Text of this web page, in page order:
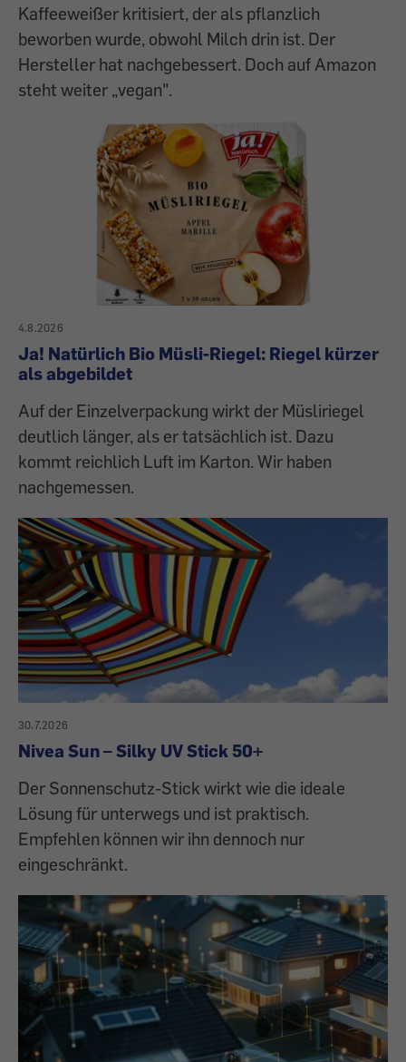
Kaffeeweißer kritisiert, der als pflanzlich
beworben wurde, obwohl Milch drin ist. Der
Hersteller hat nachgebessert. Doch auf Amazon
steht weiter „vegan".
4.8.2026
Ja! Natürlich Bio Müsli-Riegel: Riegel kürzer
als abgebildet
Auf der Einzelverpackung wirkt der Müsliriegel
deutlich länger, als er tatsächlich ist. Dazu
kommt reichlich Luft im Karton. Wir haben
nachgemessen.
30.7.2026
Nivea Sun – Silky UV Stick 50+
Der Sonnenschutz-Stick wirkt wie die ideale
Lösung für unterwegs und ist praktisch.
Empfehlen können wir ihn dennoch nur
eingeschränkt.